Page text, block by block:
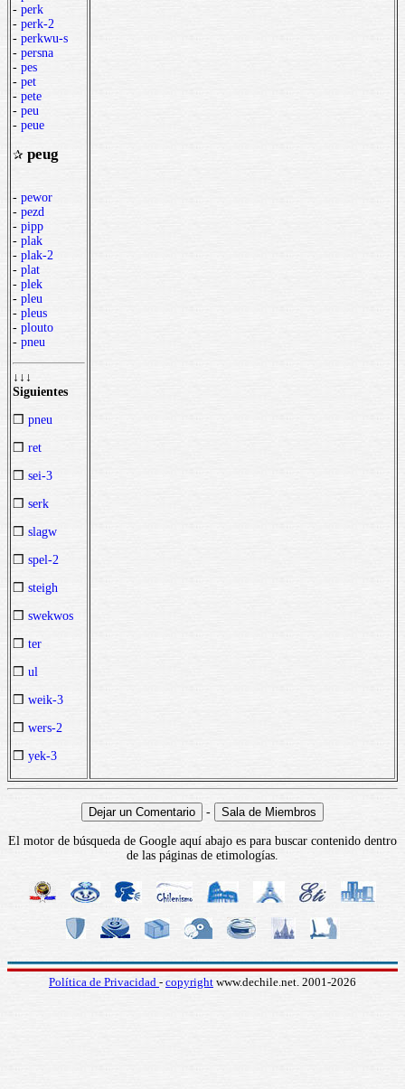
- perk
- perk-2
- perkwu-s
- persna
- pes
- pet
- pete
- peu
- peue
✰ peug
- pewor
- pezd
- pipp
- plak
- plak-2
- plat
- plek
- pleu
- pleus
- plouto
- pneu
↓↓↓
Siguientes
❒ pneu
❒ ret
❒ sei-3
❒ serk
❒ slagw
❒ spel-2
❒ steigh
❒ swekwos
❒ ter
❒ ul
❒ weik-3
❒ wers-2
❒ yek-3
-
El motor de búsqueda de Google aquí abajo es para buscar contenido dentro
de las páginas de etimologías.
Política de Privacidad - copyright www.dechile.net. 2001-2026